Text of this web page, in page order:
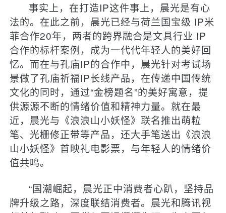
事实上，在打造IP这件事上，晨光是有心
法的。在此之前，晨光已经与荷兰国宝级 IP米
菲合作20年，两者的跨界融合是文具行业 IP
合作的标杆案例，成为一代代年轻人的美好回
忆。而在与孔庙IP的合作中，晨光针对考试场
景做了孔庙祈福IP长线产品，在传递中国传统
文化的同时，通过“金榜题名”的美好寓意，提
供源源不断的情绪价值和精神力量。就在最
近，晨光与《浪浪山小妖怪》联名推出萌粒
笔、光栅修正带等产品，还大手笔送出《浪浪
山小妖怪》首映礼电影票，与年轻人的情绪价
值共鸣。
“国潮崛起，晨光正中消费者心趴，坚持品
牌升级之路，深度联结消费者。晨光和腾讯视